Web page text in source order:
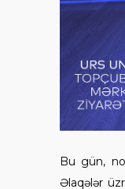
Bu gün,
Əlaqələr